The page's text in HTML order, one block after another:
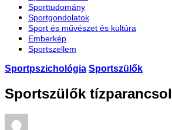
Sporttudomány
Sportgondolatok
Sport és művészet és kultúra
Emberkép
Sportszellem
Sportpszichológia Sportszülők
Sportszülők